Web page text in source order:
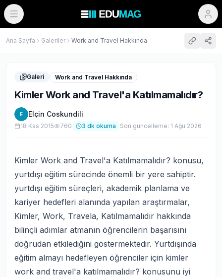
Ana Sayfa Galeriler Work and Travel Hakkında
Galeri Work and Travel Hakkında
Kimler Work and Travel'a Katılmamalıdır?
E Elçin Coskundili
18 Kas 2015 760 3 dk okuma Son güncelleme: 1 Ağu 2026
Kimler Work and Travel'a Katılmamalıdır? konusu,
yurtdışı eğitim sürecinde önemli bir yere sahiptir.
yurtdışı eğitim süreçleri, akademik planlama ve
kariyer hedefleri alanında yapılan araştırmalar,
Kimler, Work, Travela, Katılmamalıdır hakkında
bilinçli adımlar atmanın öğrencilerin başarısını
doğrudan etkilediğini göstermektedir. Yurtdışında
eğitim almayı hedefleyen öğrenciler için kimler
work and travel'a katılmamalıdır? konusunu iyi